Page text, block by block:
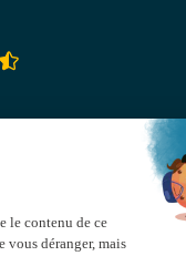
sur YouTube
sur Linkedin